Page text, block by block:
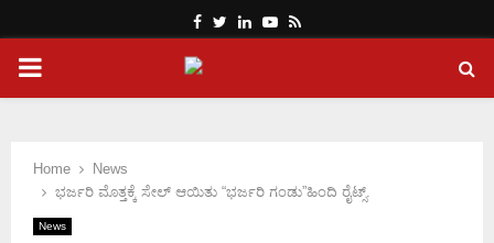
Facebook
Twitter
LinkedinYoutube
Rss
PRIMARY
Home
News
ಭರ್ಜರಿ ಮೊತ್ತಕ್ಕೆ ಸೇಲ್ ಆಯಿತು “ಭರ್ಜರಿ ಗಂಡು”ಹಿಂದಿ ರೈಟ್ಸ್.
News